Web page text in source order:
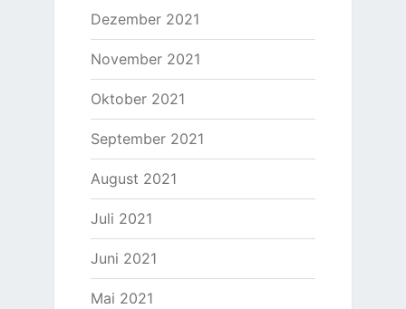
Dezember 2021
November 2021
Oktober 2021
September 2021
August 2021
Juli 2021
Juni 2021
Mai 2021